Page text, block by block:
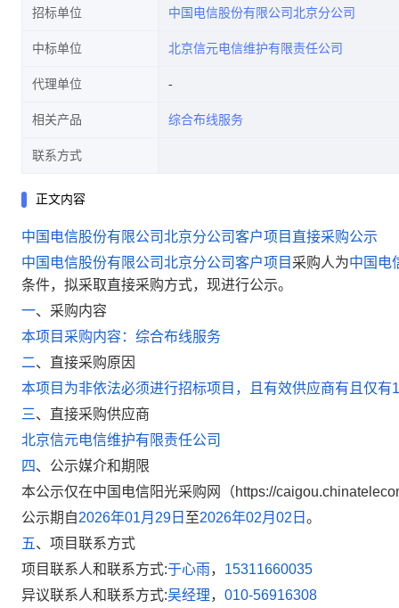
招标单位 中国电信股份有限公司北京分公司
中标单位 北京信元电信维护有限责任公司
代理单位
相关产品 综合布线服务
联系方式
正文内容
中国电信股份有限公司北京分公司客户项目 直接采购公示
中国电信股份有限公司北京分公司客户项目 采购人为中国电
条件，拟采取直接采购方式，现进行公示。
一、 采购内容
本项目采购内容：综合布线服务
二、 直接采购原因
本项目为非依法必须进行招标项目，且有效供应商有且仅有
三、 直接采购供应商
北京信元电信维护有限责任公司
四、 公示媒介和期限
本公示仅在中国电信阳光采购网（https://
公示期自2026年01月29日 至2026年02月02日 。
五、 项目联系方式
项目联系人和联系方式:于心雨， 15311660035
异议联系人和联系方式:吴经理， 010-56916308